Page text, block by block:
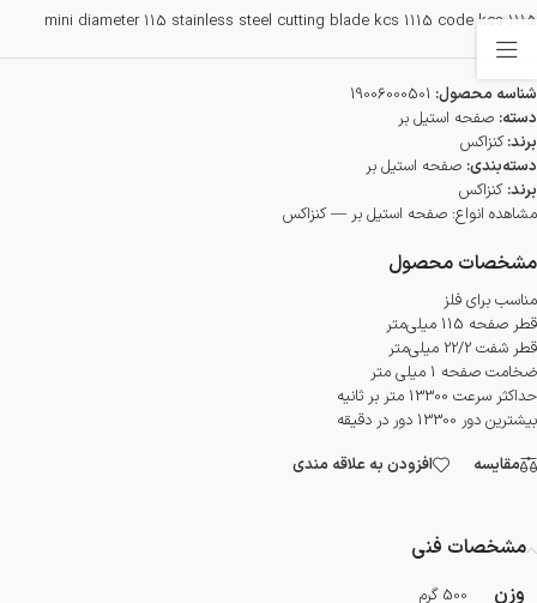
mini diameter 115 stainless steel cutting blade kcs 1115 code kcs 1115
شناسه محصول: 19006000501
دسته: صفحه استیل بر
برند:کنزاکس
دسته‌بندی: صفحه استیل بر
برند: کنزاکس
مشاهده انواع: صفحه استیل بر — کنزاکس
مشخصات محصول
مناسب برای فلز
قطر صفحه 115 میلی‌متر
قطر شفت 22/2 میلی‌متر
ضخامت صفحه 1 میلی متر
حداکثر سرعت 13300 متر بر ثانیه
بیشترین دور 13300 دور در دقیقه
مقایسه
افزودن به علاقه مندی
مشخصات فنی
وزن
500 گرم